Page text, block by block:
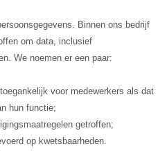
Binnen ons bedrijf
om data, inclusief
We noemen er een paar:
voor medewerkers als dat
hun functie;
getroffen;
op kwetsbaarheden.